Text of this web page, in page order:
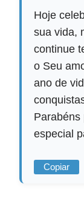
Hoje
sua vida,
continue
o Seu
ano de
Parabéns
especial
Copiar